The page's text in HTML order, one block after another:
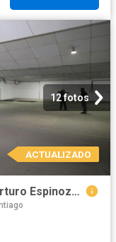
12 fotos
ACTUALIZADO
Industrial en Arriendo en Obispo Arturo Espinoza con Los Plátanos